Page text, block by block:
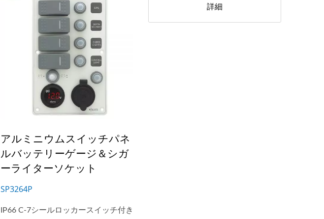
アルミニウムスイッチパネ
ルバッテリーゲージ＆シガ
ーライターソケット
SP3264P
IP66 C-7シールロッカースイッチ付き
詳細